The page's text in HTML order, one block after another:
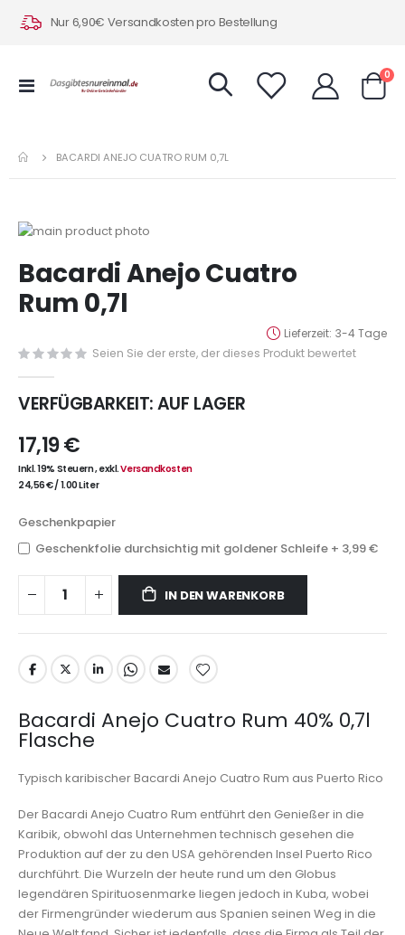
Nur 6,90€ Versandkosten pro Bestellung
Navigation
0
BACARDI ANEJO CUATRO RUM 0,7L
Zum
der
Bildergalerie
springen
Anfang
der
Bildergalerie
Bacardi Anejo Cuatro
Rum 0,7l
Lieferzeit 3-4 Tage
Seien Sie der erste, der dieses Produkt bewertet
VERFÜGBARKEIT:AUF LAGER
17,19 €
Inkl. 19% Steuern,exkl.Versandkosten
24,56 €/1.00 Liter
Geschenkpapier
Geschenkfolie durchsichtig mit goldener Schleife + 3,99 €
IN DEN WARENKORB
Bacardi Anejo Cuatro Rum 40% 0,7l
Flasche
Typisch karibischer Bacardi Anejo Cuatro Rum aus Puerto Rico
Der Bacardi Anejo Cuatro Rum entführt den Genießer in die
Karibik, obwohl das Unternehmen technisch gesehen die
Produktion auf der zu den USA gehörenden Insel Puerto Rico
durchführt. Die Wurzeln der heute rund um den Globus
legendären Spirituosenmarke liegen jedoch in Kuba, wobei
der Firmengründer wiederum aus Spanien seinen Weg in die